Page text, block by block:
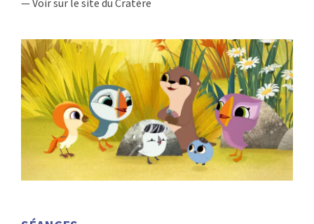
— Voir sur le site du Cratère